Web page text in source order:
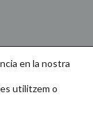
en la nostra
utilitzem o